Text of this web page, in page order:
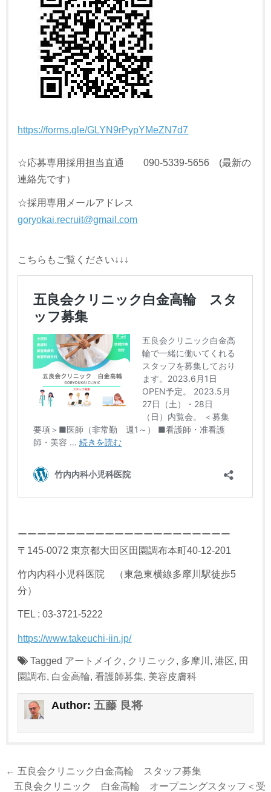
https://forms.gle/GLYN9rPypYMeZN7d7
☆応募専用採用担当直通 090-5339-5656 (最新の
連絡先です）
☆採用専用メールアドレス
goryokai.recruit@gmail.com
こちらもご覧ください↓↓↓
ーーーーーーーーーーーーーーーーーーーーーー
〒145-0072 東京都大田区田園調布本町40-12-201
竹内内科小児科医院 （東急東横線多摩川駅徒歩5
分）
TEL : 03-3721-5222
https://www.takeuchi-iin.jp/
Tagged アートメイク , クリニック , 多摩川 ,港区, 田
園調布, 白金高輪,看護師募集, 美容皮膚科
Author: 五藤 良将
投
稿
← 五良会クリニック白金高輪 スタッフ募集
五良会クリニック 白金高輪 オープニングスタッフ＜受